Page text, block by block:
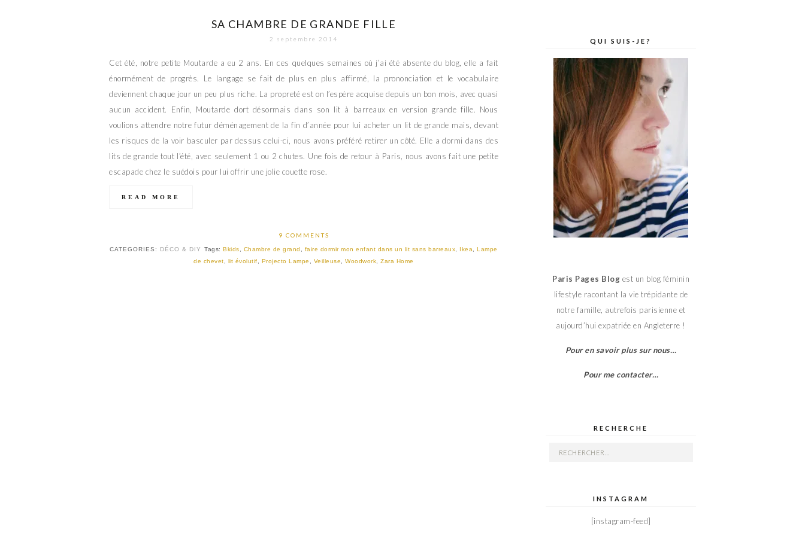
SA CHAMBRE DE GRANDE FILLE
2 septembre 2014
Cet été, notre petite Moutarde a eu 2 ans. En ces quelques semaines où j’ai été absente du blog, elle a fait
énormément de progrès. Le langage se fait de plus en plus affirmé, la prononciation et le vocabulaire
deviennent chaque jour un peu plus riche. La propreté est on l’espère acquise depuis un bon mois, avec quasi
aucun accident. Enfin, Moutarde dort désormais dans son lit à barreaux en version grande fille. Nous
voulions attendre notre futur déménagement de la fin d’année pour lui acheter un lit de grande mais, devant
les risques de la voir basculer par dessus celui-ci, nous avons préféré retirer un côté. Elle a dormi dans des
lits de grande tout l’été, avec seulement 1 ou 2 chutes. Une fois de retour à Paris, nous avons fait une petite
escapade chez le suédois pour lui offrir une jolie couette rose.
READ MORE
9 COMMENTS
CATEGORIES: DÉCO & DIY Tags:Bkids Chambre de grand faire dormir mon enfant dans un lit sans barreaux Ikea ,Lampe
de chevet
lit évolutif Projecto Lampe Veilleuse ,Woodwork ,Zara Home
QUI SUIS-JE?
Paris Pages Blog est un blog féminin
lifestyle racontant la vie trépidante de
notre famille, autrefois parisienne et
aujourd’hui expatriée en Angleterre !
Pour en savoir plus sur nous…
Pour me contacter…
RECHERCHE
Rechercher :
INSTAGRAM
[instagram-feed]